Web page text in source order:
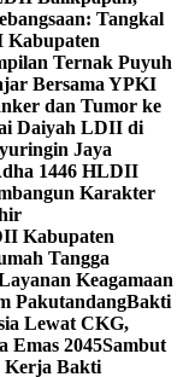
Tangkal
Ternak Puyuh
Bersama YPKI
dan Tumor ke
Daiyah LDII di
Jaya
1446 HLDII
Karakter
Kabupaten
Tangga
Keagamaan
PakutandangBakti
Lewat CKG,
Emas 2045Sambut
Kerja Bakti